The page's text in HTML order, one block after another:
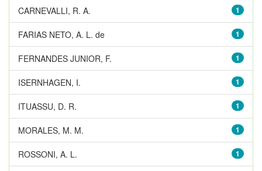
1
CARNEVALLI, R. A.
1
FARIAS NETO, A. L. de
1
FERNANDES JUNIOR, F.
1
ISERNHAGEN, I.
1
ITUASSU, D. R.
1
MORALES, M. M.
1
ROSSONI, A. L.